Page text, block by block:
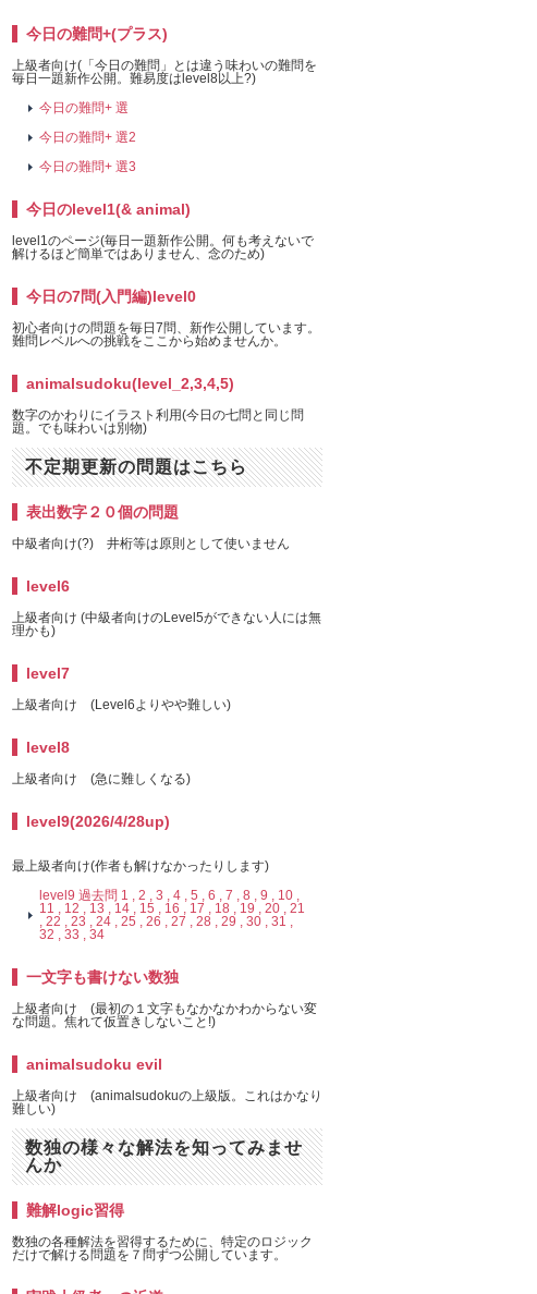
今日の難問+(プラス)
上級者向け(「今日の難問」とは違う味わいの難問を
毎日一題新作公開。難易度はlevel8以上?)
今日の難問+ 選
今日の難問+ 選2
今日の難問+ 選3
今日のlevel1(& animal)
level1のページ(毎日一題新作公開。何も考えないで
解けるほど簡単ではありません、念のため)
今日の7問(入門編)level0
初心者向けの問題を毎日7問、新作公開しています。
難問レベルへの挑戦をここから始めませんか。
animalsudoku(level_2,3,4,5)
数字のかわりにイラスト利用(今日の七問と同じ問
題。でも味わいは別物)
不定期更新の問題はこちら
表出数字２０個の問題
中級者向け(?) 井桁等は原則として使いません
level6
上級者向け (中級者向けのLevel5ができない人には無
理かも)
level7
上級者向け (Level6よりやや難しい)
level8
上級者向け (急に難しくなる)
level9(2026/4/28up)
最上級者向け(作者も解けなかったりします)
level9 過去問 1 , 2 , 3 , 4 , 5 , 6 , 7 , 8 , 9 , 10 ,
11 , 12 , 13 , 14 , 15 , 16 , 17 , 18 , 19 , 20 , 21
, 22 , 23 , 24 , 25 , 26 , 27 , 28 , 29 , 30 , 31 ,
32 , 33 , 34
一文字も書けない数独
上級者向け (最初の１文字もなかなかわからない変
な問題。焦れて仮置きしないこと!)
animalsudoku evil
上級者向け (animalsudokuの上級版。これはかなり
難しい)
数独の様々な解法を知ってみませ
んか
難解logic習得
数独の各種解法を習得するために、特定のロジック
だけで解ける問題を７問ずつ公開しています。